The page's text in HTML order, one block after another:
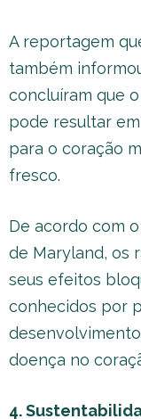
A reportagem
também
concluíram que
pode resultar
para o coração
fresco.
De acordo com
de Maryland, os
seus efeitos
conhecidos por
doença no
4.